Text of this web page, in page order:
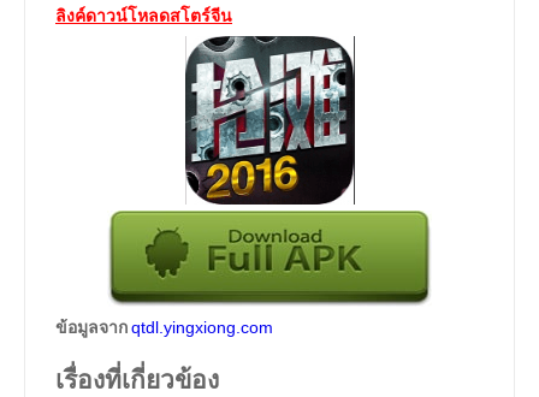
ลิงค์ดาวน์โหลดสโตร์จีน
ข้อมูลจากqtdl.yingxiong.com
เรื่องที่เกี่ยวข้อง